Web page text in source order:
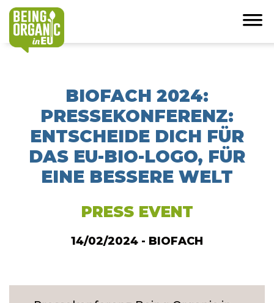
BIOFACH 2024:
PRESSEKONFERENZ:
ENTSCHEIDE DICH FÜR
DAS EU-BIO-LOGO, FÜR
EINE BESSERE WELT
PRESS EVENT
14/02/2024 - BIOFACH